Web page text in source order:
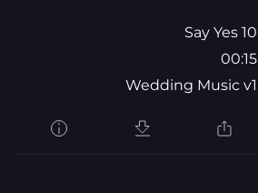
Say Yes 10
00:15
Wedding Music v1